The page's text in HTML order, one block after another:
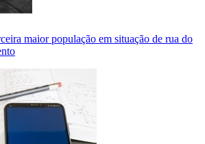
maior população em situação de rua do